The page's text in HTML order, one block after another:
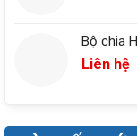
Bộ chia
Liên hệ